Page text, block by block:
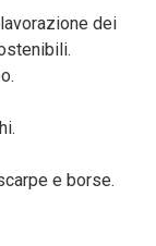
dei
e borse.